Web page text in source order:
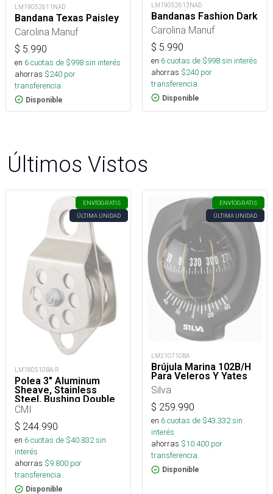
LM19052611NAD
Bandana Texas Paisley
Carolina Manuf
$ 5.990
en 6cuotas de $998sin interés
ahorras $240 por
transferencia.
Disponible
LM19052613NAD
Bandanas Fashion Dark
Carolina Manuf
$ 5.990
en 6cuotas de $998sin interés
ahorras $240 por
transferencia.
Disponible
Últimos Vistos
ENVÍOGRATIS
ÚLTIMA UNIDAD
LM180510BA-R
Polea 3" Aluminum
Sheave, Stainless
Steel, Bushing Double
CMI
$ 244.990
en 6cuotas de $40.832sin
interés
ahorras $9.800 por
transferencia.
Disponible
ENVÍOGRATIS
ÚLTIMA UNIDAD
LM210710BA
Brújula Marina 102B/H
Para Veleros Y Yates
Silva
$ 259.990
en 6cuotas de $43.332sin
interés
ahorras $10.400 por
transferencia.
Disponible